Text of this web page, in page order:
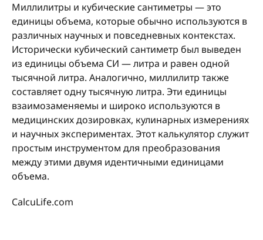
Миллилитры и кубические сантиметры — это
единицы объема, которые обычно используются в
различных научных и повседневных контекстах.
Исторически кубический сантиметр был выведен
из единицы объема СИ — литра и равен одной
тысячной литра. Аналогично, миллилитр также
составляет одну тысячную литра. Эти единицы
взаимозаменяемы и широко используются в
медицинских дозировках, кулинарных измерениях
и научных экспериментах. Этот калькулятор служит
простым инструментом для преобразования
между этими двумя идентичными единицами
объема.
CalcuLife.com